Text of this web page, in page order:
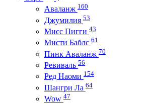
Аваланж 160
Джумилия 53
Мисс Пигги 43
Мисти Баблс 61
Пинк Аваланж 70
Ревиваль 56
Ред Наоми 154
Шангри Ла 64
Wow 47